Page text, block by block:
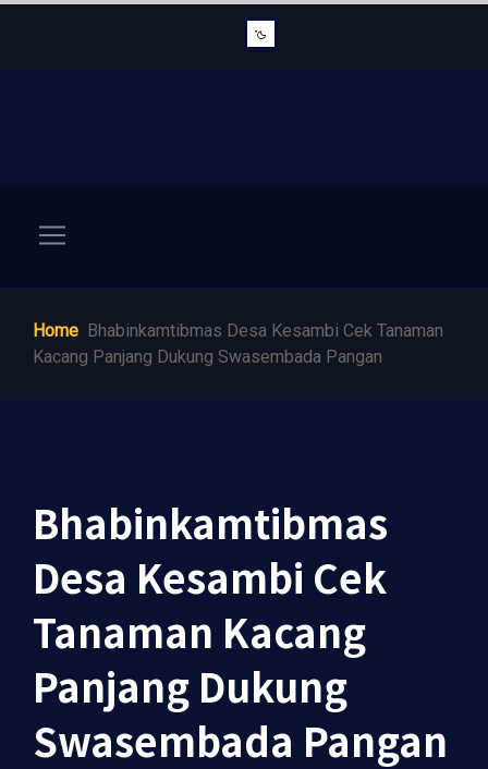
Home Bhabinkamtibmas Desa Kesambi Cek Tanaman
Kacang Panjang Dukung Swasembada Pangan
Bhabinkamtibmas
Desa Kesambi Cek
Tanaman Kacang
Panjang Dukung
Swasembada Pangan